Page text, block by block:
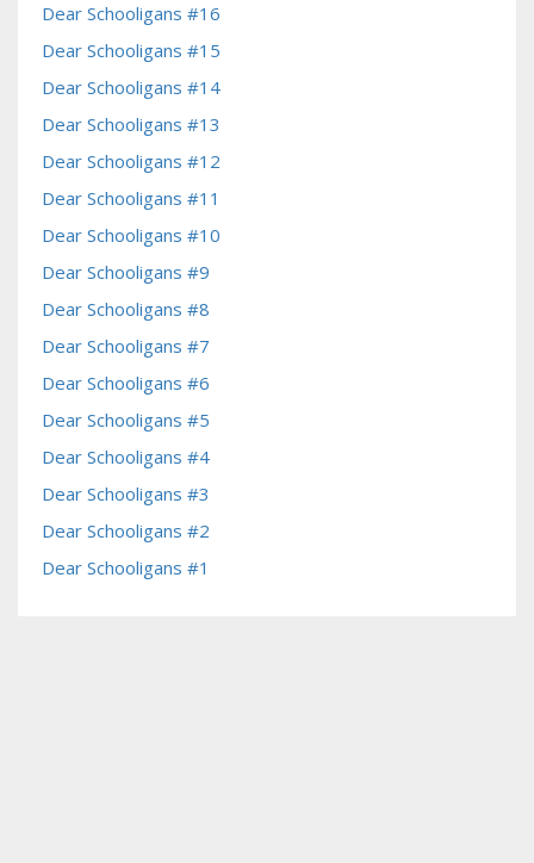
Dear Schooligans #16
Dear Schooligans #15
Dear Schooligans #14
Dear Schooligans #13
Dear Schooligans #12
Dear Schooligans #11
Dear Schooligans #10
Dear Schooligans #9
Dear Schooligans #8
Dear Schooligans #7
Dear Schooligans #6
Dear Schooligans #5
Dear Schooligans #4
Dear Schooligans #3
Dear Schooligans #2
Dear Schooligans #1